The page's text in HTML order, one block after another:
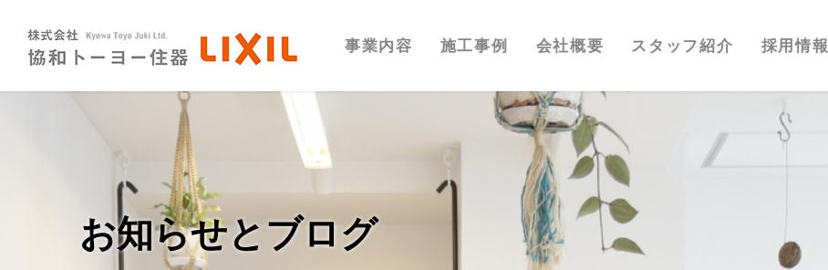
事業内容 施工事例 会社概要 スタッフ紹介 採用情報
お知らせとブログ